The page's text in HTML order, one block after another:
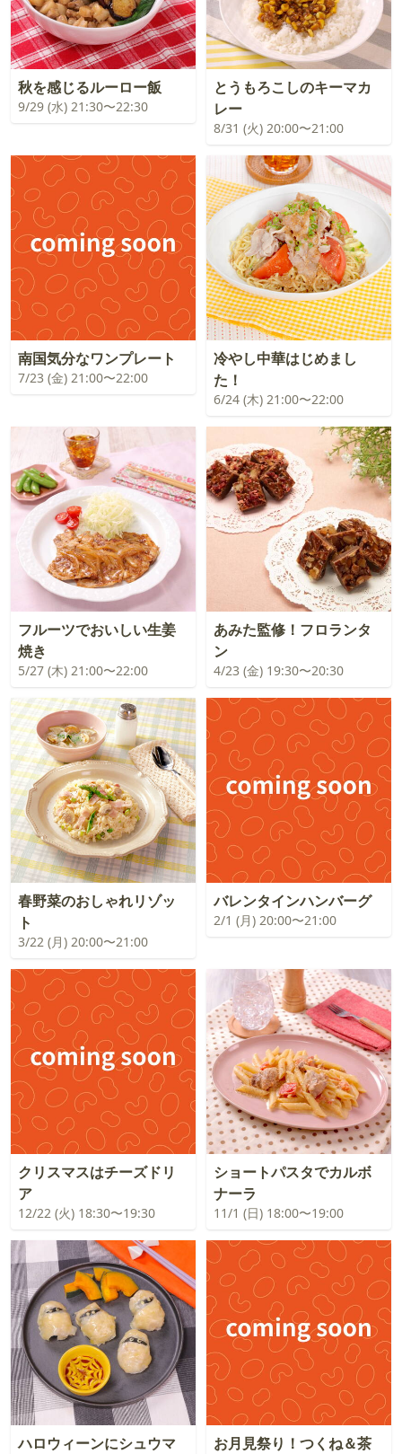
秋を感じるルーロー飯
9/29 (水) 21:30〜22:30
とうもろこしのキーマカ
レー
8/31 (火) 20:00〜21:00
南国気分なワンプレート
7/23 (金) 21:00〜22:00
冷やし中華はじめまし
た！
6/24 (木) 21:00〜22:00
フルーツでおいしい生姜
焼き
5/27 (木) 21:00〜22:00
あみた監修！フロランタ
ン
4/23 (金) 19:30〜20:30
春野菜のおしゃれリゾッ
ト
3/22 (月) 20:00〜21:00
バレンタインハンバーグ
2/1 (月) 20:00〜21:00
クリスマスはチーズドリ
ア
12/22 (火) 18:30〜19:30
ショートパスタでカルボ
ナーラ
11/1 (日) 18:00〜19:00
ハロウィーンにシュウマ
お月見祭り！つくね＆茶